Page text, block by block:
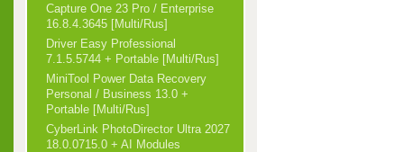
Capture One 23 Pro / Enterprise
16.8.4.3645 [Multi/Rus]
Driver Easy Professional
7.1.5.5744 + Portable [Multi/Rus]
MiniTool Power Data Recovery
Personal / Business 13.0 +
Portable [Multi/Rus]
CyberLink PhotoDirector Ultra 2027
18.0.0715.0 + AI Modules